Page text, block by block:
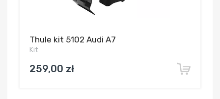
Thule kit 5102 Audi A7
Kit
259,00 zł